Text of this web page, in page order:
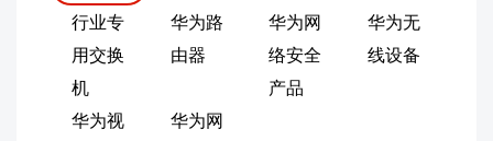
行业专
用交换
机
华为路
由器
华为网
络安全
产品
华为无
线设备
华为视
华为网